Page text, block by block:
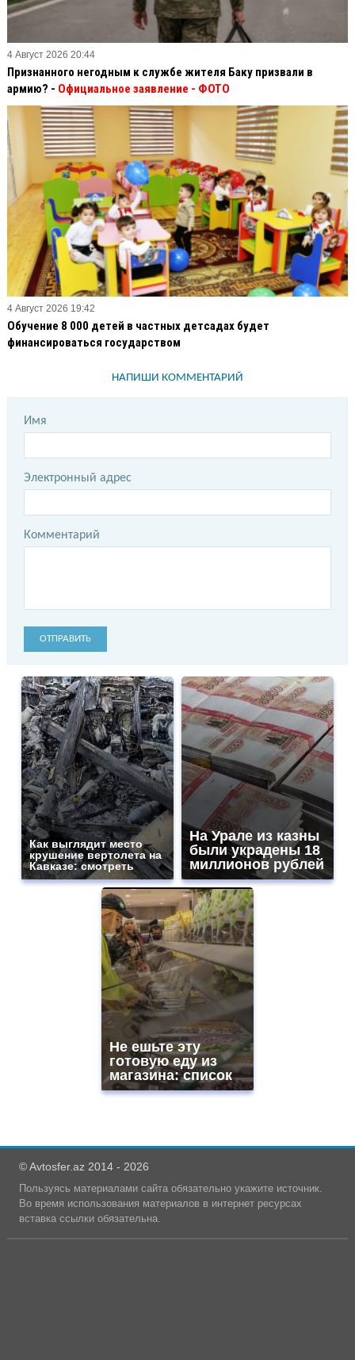
4 Август 2026 20:44
Признанного негодным к службе жителя Баку призвали в
армию? - Официальное заявление - ФОТО
4 Август 2026 19:42
Обучение 8 000 детей в частных детсадах будет
финансироваться государством
НАПИШИ КОММЕНТАРИЙ
Имя
Электронный адрес
Комментарий
ОТПРАВИТЬ
Как выглядит место
крушение вертолета на
Кавказе: смотреть
На Урале из казны
были украдены 18
миллионов рублей
Не ешьте эту
готовую еду из
магазина: список
© Avtosfer.az 2014 - 2026
Пользуясь материалами сайта обязательно укажите источник.
Во время использования материалов в интернет ресурсах
вставка ссылки обязательна.